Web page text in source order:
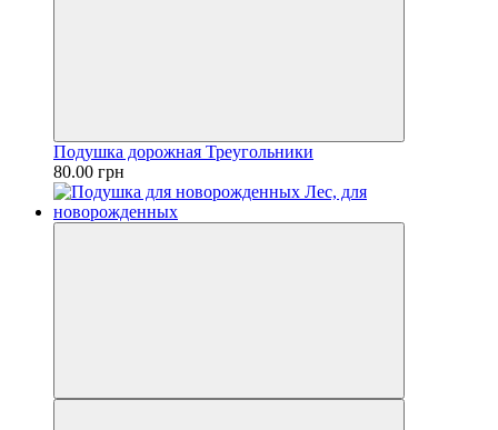
Подушка дорожная Треугольники
80.00 грн